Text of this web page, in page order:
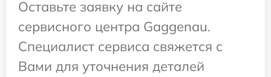
Оставьте заявку на сайте
сервисного центра Gaggenau.
Специалист сервиса свяжется с
Вами для уточнения деталей